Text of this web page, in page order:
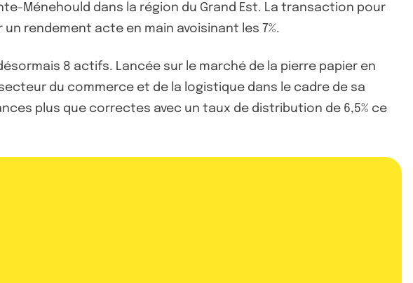
Ménehould dans la région du Grand Est. La transaction pour
rendement acte en main avoisinant les 7%.
8 actifs. Lancée sur le marché de la pierre papier en
du commerce et de la logistique dans le cadre de sa
plus que correctes avec un taux de distribution de 6,5% ce